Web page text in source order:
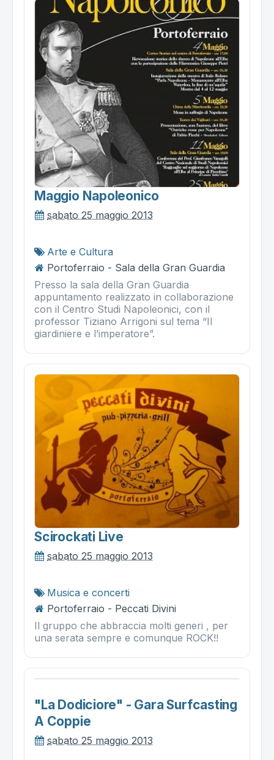
Maggio Napoleonico
sabato 25 maggio 2013
Arte e Cultura
Portoferraio - Sala della Gran Guardia
Presso la sala della Gran Guardia
appuntamento realizzato in collaborazione
con il Centro Studi Napoleonici, con il
professor Tiziano Arrigoni sul tema “Il
giardiniere e l’imperatore”.
Scirockati Live
sabato 25 maggio 2013
Musica e concerti
Portoferraio - Peccati Divini
Il gruppo che abbraccia molti generi , per
una serata sempre e comunque ROCK!!
"la Dodiciore" - Gara Surfcasting
A Coppie
sabato 25 maggio 2013